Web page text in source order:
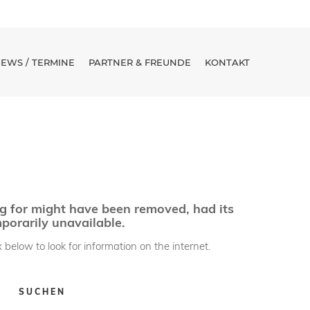
/ TERMINE PARTNER & FREUNDE KONTAKT
for might have been removed, had its
unavailable.
to look for information on the internet.
SUCHEN